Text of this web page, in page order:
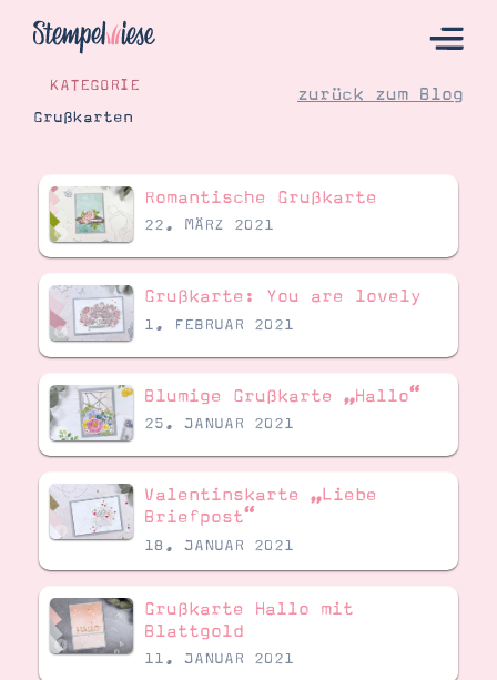
Hier Starten
Katalog
Bestellen
Kontakt
Angebote
Demonstrator werden
Blog
Gutscheine
Produkte erklärt
Über mich
Über Stampin’ Up!
KATEGORIE
Grußkarten
zurück zum Blog
Romantische Grußkarte
22. MÄRZ 2021
Grußkarte: You are lovely
1. FEBRUAR 2021
Blumige Grußkarte „Hallo“
25. JANUAR 2021
Valentinskarte „Liebe
Briefpost“
18. JANUAR 2021
Grußkarte Hallo mit
Blattgold
11. JANUAR 2021